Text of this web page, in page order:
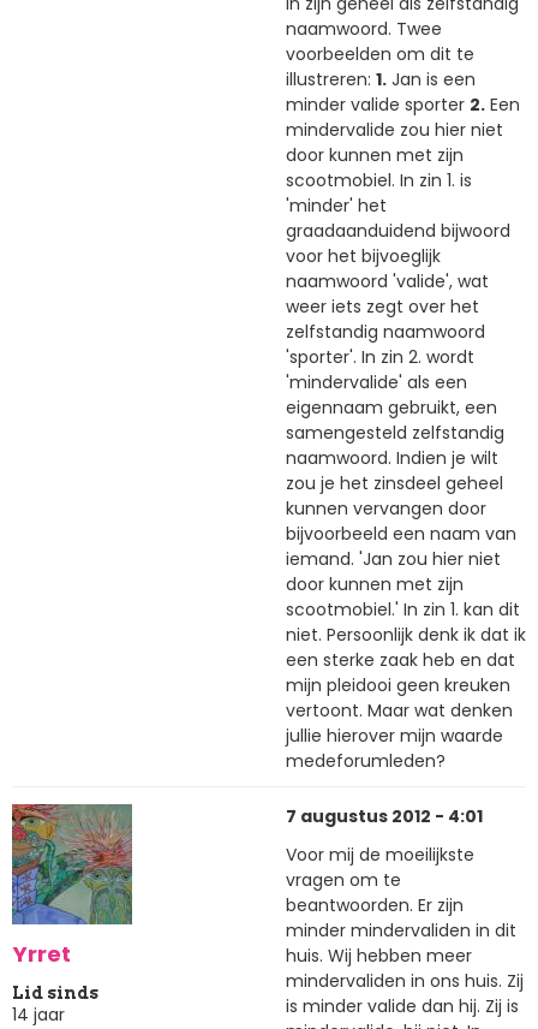
naamwoord. Twee
voorbeelden om dit te
illustreren: 1. Jan is een
minder valide sporter 2. Een
mindervalide zou hier niet
door kunnen met zijn
scootmobiel. In zin 1. is
'minder' het
graadaanduidend bijwoord
voor het bijvoeglijk
naamwoord 'valide', wat
weer iets zegt over het
zelfstandig naamwoord
'sporter'. In zin 2. wordt
'mindervalide' als een
eigennaam gebruikt, een
samengesteld zelfstandig
naamwoord. Indien je wilt
zou je het zinsdeel geheel
kunnen vervangen door
bijvoorbeeld een naam van
iemand. 'Jan zou hier niet
door kunnen met zijn
scootmobiel.' In zin 1. kan dit
niet. Persoonlijk denk ik dat ik
een sterke zaak heb en dat
mijn pleidooi geen kreuken
vertoont. Maar wat denken
jullie hierover mijn waarde
medeforumleden?
Yrret
Lid sinds
14 jaar
7 augustus 2012 - 4:01
Voor mij de moeilijkste
vragen om te
beantwoorden. Er zijn
minder mindervaliden in dit
huis. Wij hebben meer
mindervaliden in ons huis. Zij
is minder valide dan hij. Zij is